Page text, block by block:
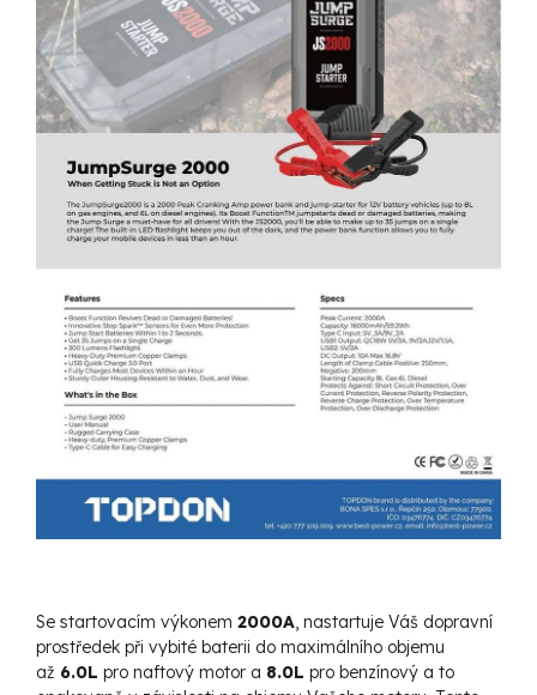
Se startovacím výkonem 2000A, nastartuje Váš dopravní
prostředek při vybité baterii do maximálního objemu
až 6.0L pro naftový motor a 8.0L pro benzínový a to